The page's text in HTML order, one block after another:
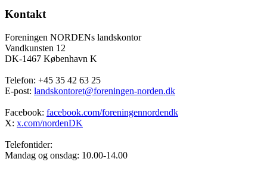
Kontakt
Foreningen NORDENs landskontor
Vandkunsten 12
DK-1467 København K
Telefon: +45 35 42 63 25
E-post: landskontoret@foreningen-norden.dk
Facebook: facebook.com/foreningennordendk
X: x.com/nordenDK
Telefontider:
Mandag og onsdag: 10.00-14.00